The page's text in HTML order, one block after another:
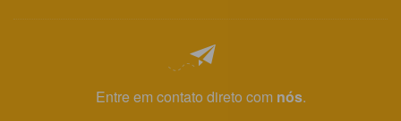
Entre em contato direto com nós.